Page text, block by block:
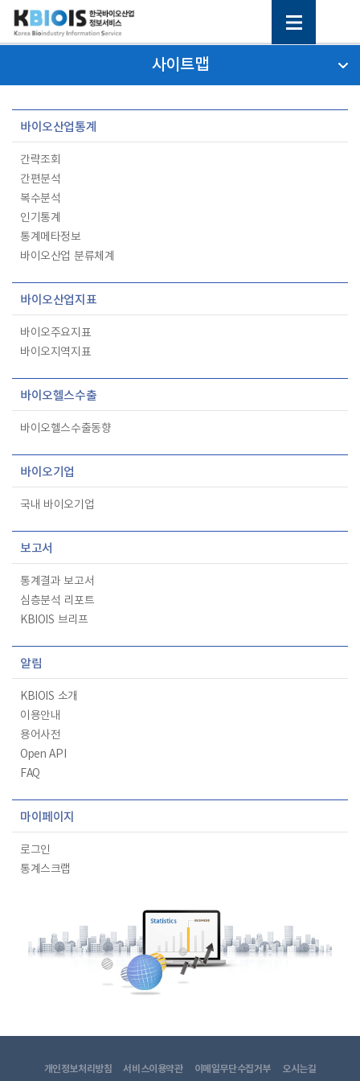
사이트맵
바이오산업통계
간략조회
간편분석
복수분석
인기통계
통계메타정보
바이오산업 분류체계
바이오산업지표
바이오주요지표
바이오지역지표
바이오헬스수출
바이오헬스수출동향
바이오기업
국내 바이오기업
보고서
통계결과 보고서
심층분석 리포트
KBIOIS 브리프
알림
KBIOIS 소개
이용안내
용어사전
Open API
FAQ
마이페이지
로그인
통계스크랩
개인정보처리방침 서비스이용약관 이메일무단수집거부 오시는길